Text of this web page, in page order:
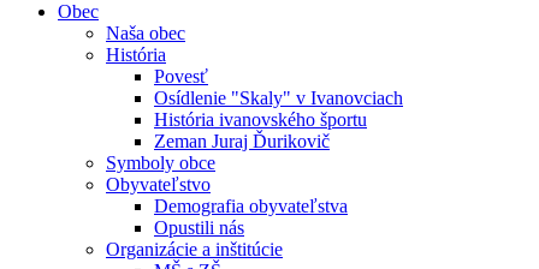
Obec
Naša obec
História
Povesť
Osídlenie "Skaly" v Ivanovciach
História ivanovského športu
Zeman Juraj Ďurikovič
Symboly obce
Obyvateľstvo
Demografia obyvateľstva
Opustili nás
Organizácie a inštitúcie